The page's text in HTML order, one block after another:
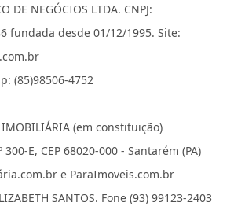
DE NEGÓCIOS LTDA. CNPJ:
fundada desde 01/12/1995. Site:
(85)98506-4752
(em constituição)
E, CEP 68020-000 - Santarém (PA)
e ParaImoveis.com.br
SANTOS. Fone (93) 99123-2403